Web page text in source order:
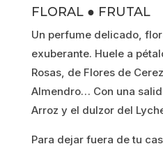
era:
9.45€.
es:
7.56€.
FLORAL ● FRUTAL
Un perfume delicado,
exuberante. Huele a
Rosas, de Flores de
Almendro… Con una
Arroz y el dulzor del
Para dejar fuera de tu